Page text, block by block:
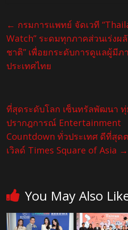
← กรมการแพทย์ จัดเวที
Watch” ระดมทุกภาคส่วนเร่งผ
ชาติ” เพื่อยกระดับการดูแลผู้มีภ
ประเทศไทย
ที่สุดระดับโลก เซ็นทรัลพัฒนา ทุ่
ปรากฎการณ์
Countdown ทั่วประเทศ ดีที่สุด
เวิลด์ Times Square of Asia →
You May Also